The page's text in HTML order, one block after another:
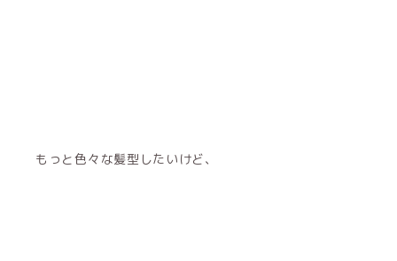
もっと色々な髪型したいけど、